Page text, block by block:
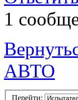
1
АВТО
Перейти: